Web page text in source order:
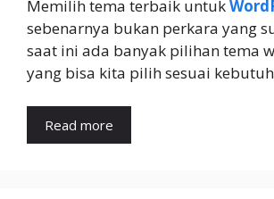
Memilih tema terbaik untuk
sebenarnya bukan perkara yang
saat ini ada banyak pilihan tema
yang bisa kita pilih sesuai
Read more